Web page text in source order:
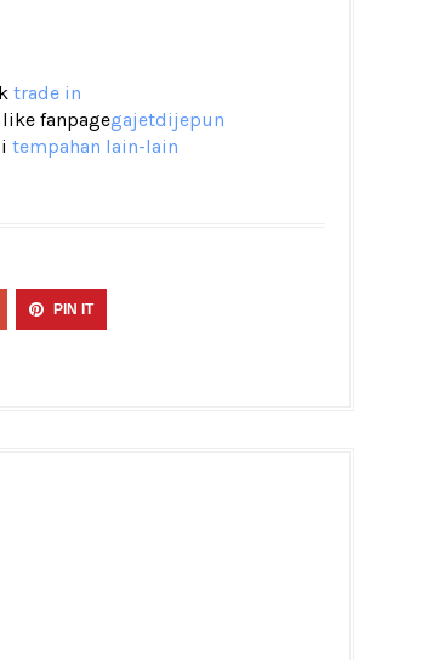
trade in
fanpagegajetdijepun
tempahan lain-lain
PIN IT